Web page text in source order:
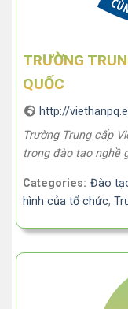
TRƯỜNG
QUỐC
http://
Trường Trung cấp
trong đào tạo nghề
Categories: Đào
hình của tổ chức,